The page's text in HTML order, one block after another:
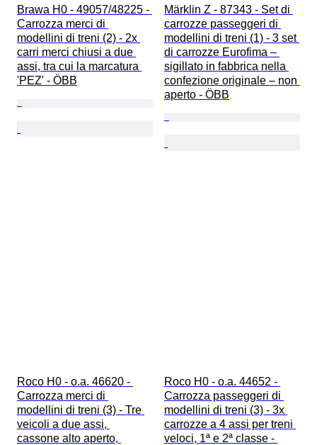
Brawa H0 - 49057/48225 -
Carrozza merci di
modellini di treni (2) - 2x
carri merci chiusi a due
assi, tra cui la marcatura
'PEZ' - ÖBB
Märklin Z - 87343 - Set di
carrozze passeggeri di
modellini di treni (1) - 3 set
di carrozze Eurofima –
sigillato in fabbrica nella
confezione originale – non
aperto - ÖBB
Roco H0 - o.a. 46620 -
Carrozza merci di
modellini di treni (3) - Tre
veicoli a due assi,
cassone alto aperto,
Roco H0 - o.a. 44652 -
Carrozza passeggeri di
modellini di treni (3) - 3x
carrozze a 4 assi per treni
veloci, 1ª e 2ª classe -